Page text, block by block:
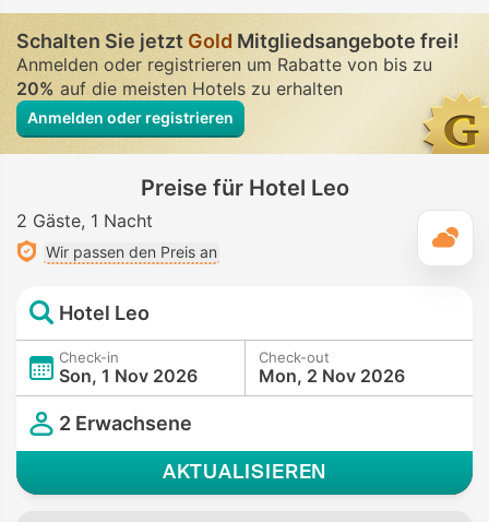
Schalten Sie jetztGold Mitgliedsangebote frei!
Anmelden oder registrieren um Rabatte von bis zu
20%auf die meisten Hotels zu erhalten
Anmelden oder registrieren
Preise für Hotel Leo
2 Gäste 1 Nacht
Wir passen den Preis an
Hotel Leo
Check-in
Son, 1 Nov 2026
Check-out
Mon, 2 Nov 2026
2 Erwachsene
AKTUALISIEREN